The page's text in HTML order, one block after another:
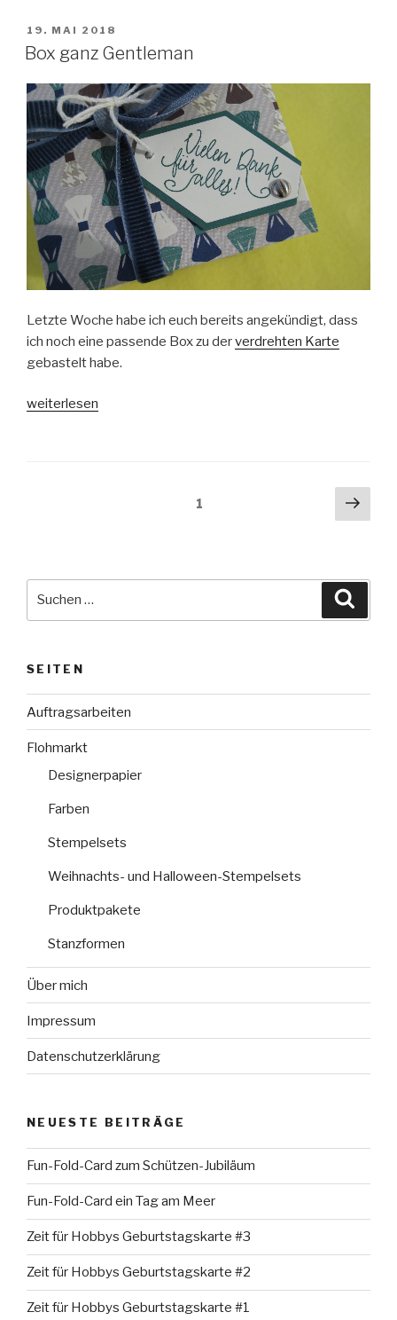
VERÖFFENTLICHT
AM
19. MAI 2018
Box ganz Gentleman
Letzte Woche habe ich euch bereits angekündigt, dass
ich noch eine passende Box zu derverdrehten Karte
gebastelt habe.
„Box
weiterlesen
1
SEITEN
Auftragsarbeiten
Flohmarkt
Designerpapier
Farben
Stempelsets
Weihnachts- und Halloween-Stempelsets
Produktpakete
Stanzformen
Über mich
Impressum
Datenschutzerklärung
NEUESTE BEITRÄGE
Fun-Fold-Card zum Schützen-Jubiläum
Fun-Fold-Card ein Tag am Meer
Zeit für Hobbys Geburtstagskarte #3
Zeit für Hobbys Geburtstagskarte #2
Zeit für Hobbys Geburtstagskarte #1